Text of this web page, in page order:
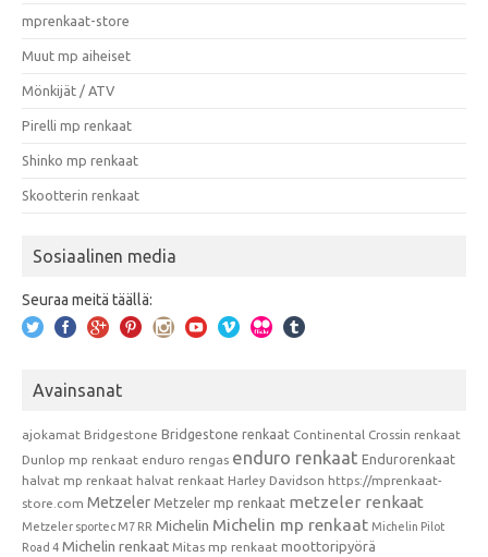
mprenkaat-store
Muut mp aiheiset
Mönkijät / ATV
Pirelli mp renkaat
Shinko mp renkaat
Skootterin renkaat
Sosiaalinen media
Seuraa meitä täällä:
Avainsanat
ajokamat Bridgestone Bridgestone renkaat Continental Crossin renkaat
Dunlop mp renkaat enduro rengas enduro renkaat Endurorenkaat
halvat mp renkaat halvat renkaat Harley Davidson https://mprenkaat-
store.com Metzeler Metzeler mp renkaat metzeler renkaat
Metzeler sportec M7 RR Michelin Michelin mp renkaat Michelin Pilot
Road 4 Michelin renkaat Mitas mp renkaat moottoripyörä